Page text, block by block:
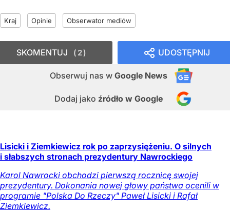
Kraj Opinie Obserwator mediów
UDOSTĘPNIJ
Obserwuj nas w Google News
Dodaj jako źródło w Google
SKOMENTUJ 2
Lisicki i Ziemkiewicz rok po zaprzysiężeniu. O silnych
i słabszych stronach prezydentury Nawrockiego
Karol Nawrocki obchodzi pierwszą rocznicę swojej
prezydentury. Dokonania nowej głowy państwa ocenili w
programie "Polska Do Rzeczy" Paweł Lisicki i Rafał
Ziemkiewicz.